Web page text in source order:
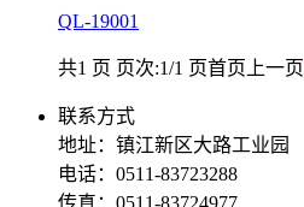
QL-19001
共1 页 页次:1/1 页首页 上一页
联系方式
地址：镇江新区大路工业园
电话：0511-83723288